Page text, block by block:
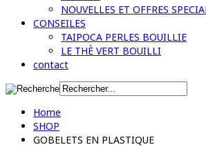
NOUVELLES ET OFFRES
CONSEILES
TAIPOCA PERLES BOUILLIE
LE THÈ VERT BOUILLI
contact
Home
SHOP
GOBELETS EN PLASTIQUE